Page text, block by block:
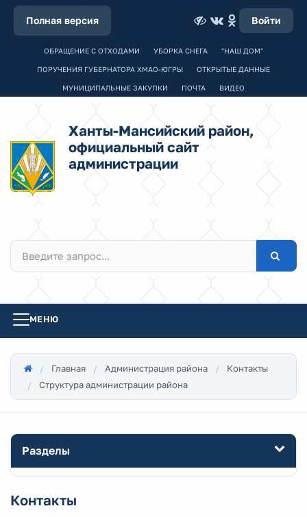
Полная версия Войти
ОБРАЩЕНИЕ С ОТХОДАМИ УБОРКА СНЕГА "НАШ ДОМ"
ПОРУЧЕНИЯ ГУБЕРНАТОРА ХМАО-ЮГРЫ ОТКРЫТЫЕ ДАННЫЕ
МУНИЦИПАЛЬНЫЕ ЗАКУПКИ ПОЧТА ВИДЕО
Ханты-Мансийский район,
официальный сайт
администрации
МЕНЮ
Главная Администрация района
Контакты
Структура администрации района
Разделы
Контакты